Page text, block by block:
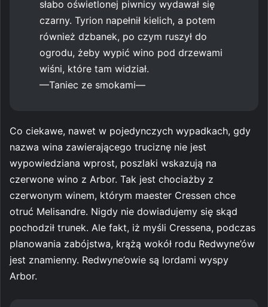
słabo oświetlonej piwnicy wydawał się
czarny. Tyrion napełnił kielich, a potem
również dzbanek, po czym ruszył do
ogrodu, żeby wypić wino pod drzewami
wiśni, które tam widział.
—Taniec ze smokami—
Co ciekawe, nawet w pojedynczych wypadkach, gdy
nazwa wina zawierającego truciznę nie jest
wypowiedziana wprost, poszlaki wskazują na
czerwone wino z Arbor. Tak jest chociażby z
czerwonym winem, którym maester Cressen chce
otruć Melisandre. Nigdy nie dowiadujemy się skąd
pochodził trunek. Ale fakt, iż myśli Cressena, podczas
planowania zabójstwa, krążą wokół rodu Redwyne’ów
jest znamienny. Redwyne’owie są lordami wyspy
Arbor.